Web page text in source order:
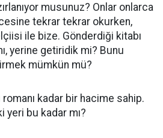
musunuz? Onlar onlarca
tekrar tekrar okurken,
ile bize. Gönderdiği kitabı
yerine getiridik mi? Bunu
mümkün mü?
romanı kadar bir hacime sahip.
yeri bu kadar mı?